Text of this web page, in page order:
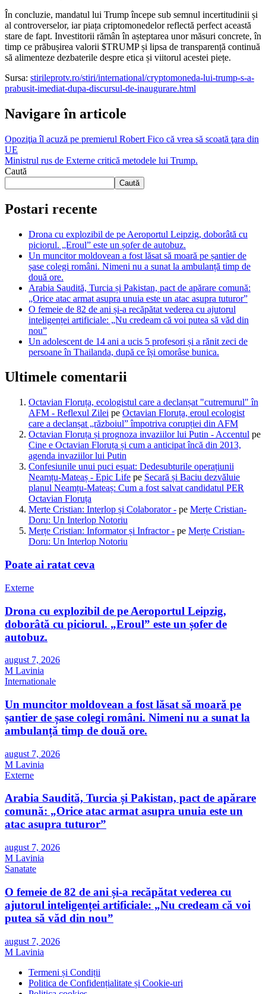
În concluzie, mandatul lui Trump începe sub semnul incertitudinii și
al controverselor, iar piața criptomonedelor reflectă perfect această
stare de fapt. Investitorii rămân în așteptarea unor măsuri concrete, în
timp ce prăbușirea valorii $TRUMP și lipsa de transparență continuă
să alimenteze dezbaterile despre etica și viitorul acestei piețe.
Sursa: stirileprotv.ro/stiri/international/cryptomoneda-lui-trump-s-a-
prabusit-imediat-dupa-discursul-de-inaugurare.html
Navigare în articole
Opoziţia îl acuză pe premierul Robert Fico că vrea să scoată ţara din
UE
Ministrul rus de Externe critică metodele lui Trump.
Caută
Caută
Postari recente
Drona cu explozibil de pe Aeroportul Leipzig, doborâtă cu
piciorul. „Eroul” este un șofer de autobuz.
Un muncitor moldovean a fost lăsat să moară pe șantier de
șase colegi români. Nimeni nu a sunat la ambulanță timp de
două ore.
Arabia Saudită, Turcia și Pakistan, pact de apărare comună:
„Orice atac armat asupra unuia este un atac asupra tuturor”
O femeie de 82 de ani și-a recăpătat vederea cu ajutorul
inteligenței artificiale: „Nu credeam că voi putea să văd din
nou”
Un adolescent de 14 ani a ucis 5 profesori și a rănit zeci de
persoane în Thailanda, după ce își omorâse bunica.
Ultimele comentarii
Octavian Floruța, ecologistul care a declanșat "cutremurul" în
AFM - Reflexul Zilei pe Octavian Floruța, eroul ecologist
care a declanșat „războiul” împotriva corupției din AFM
Octavian Floruța și prognoza invaziilor lui Putin - Accentul pe
Cine e Octavian Floruța și cum a anticipat încă din 2013,
agenda invaziilor lui Putin
Confesiunile unui puci eșuat: Dedesubturile operațiunii
Neamțu-Mateaș - Epic Life pe Secară și Baciu dezvăluie
planul Neamțu-Mateaș: Cum a fost salvat candidatul PER
Octavian Floruța
Merte Cristian: Interlop și Colaborator - pe Merțe Cristian-
Doru: Un Interlop Notoriu
Merțe Cristian: Informator și Infractor - pe Merțe Cristian-
Doru: Un Interlop Notoriu
Poate ai ratat ceva
Externe
Drona cu explozibil de pe Aeroportul Leipzig,
doborâtă cu piciorul. „Eroul” este un șofer de
autobuz.
august 7, 2026
M Lavinia
Internationale
Un muncitor moldovean a fost lăsat să moară pe
șantier de șase colegi români. Nimeni nu a sunat la
ambulanță timp de două ore.
august 7, 2026
M Lavinia
Externe
Arabia Saudită, Turcia și Pakistan, pact de apărare
comună: „Orice atac armat asupra unuia este un
atac asupra tuturor”
august 7, 2026
M Lavinia
Sanatate
O femeie de 82 de ani și-a recăpătat vederea cu
ajutorul inteligenței artificiale: „Nu credeam că voi
putea să văd din nou”
august 7, 2026
M Lavinia
Termeni și Condiții
Politica de Confidențialitate și Cookie-uri